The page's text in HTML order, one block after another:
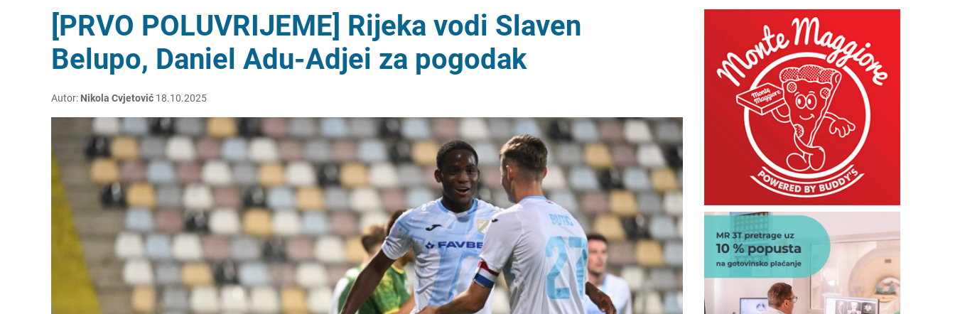
[PRVO POLUVRIJEME] Rijeka vodi Slaven
Belupo, Daniel Adu-Adjei za pogodak
Autor: Nikola Cvjetović 18.10.2025